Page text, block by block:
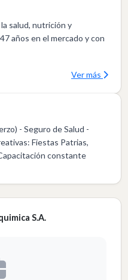
S.A.
salud, nutrición y
años en el mercado y con
Ver más
- Seguro de Salud -
Fiestas Patrias,
constante